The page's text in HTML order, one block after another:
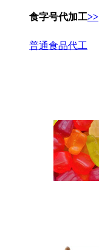
食字号代加工>>
普通食品代工